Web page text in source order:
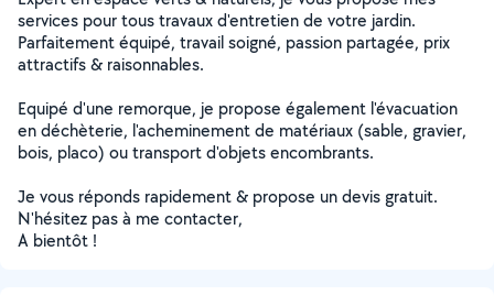
services pour tous travaux d'entretien de votre jardin.
Parfaitement équipé, travail soigné, passion partagée, prix
attractifs & raisonnables.
Equipé d'une remorque, je propose également l'évacuation
en déchèterie, l'acheminement de matériaux (sable, gravier,
bois, placo) ou transport d'objets encombrants.
Je vous réponds rapidement & propose un devis gratuit.
N'hésitez pas à me contacter,
A bientôt !